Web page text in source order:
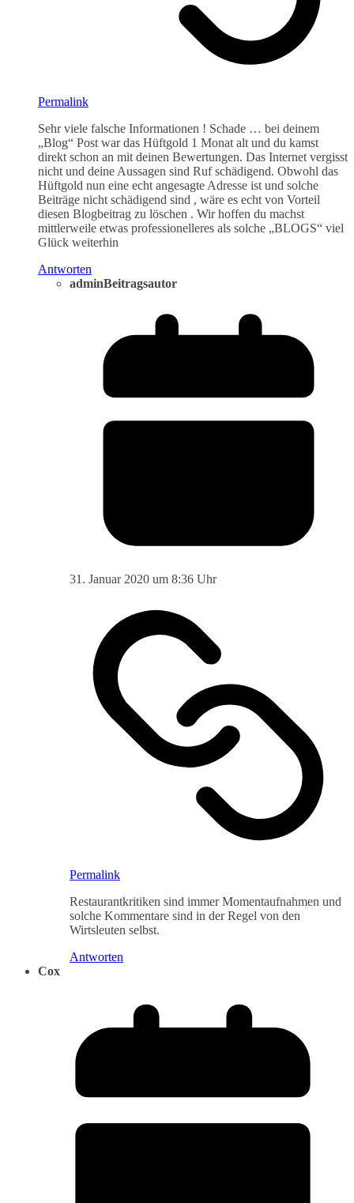
Permalink
Sehr viele falsche Informationen ! Schade … bei deinem
„Blog“ Post war das Hüftgold 1 Monat alt und du kamst
direkt schon an mit deinen Bewertungen. Das Internet vergisst
nicht und deine Aussagen sind Ruf schädigend. Obwohl das
Hüftgold nun eine echt angesagte Adresse ist und solche
Beiträge nicht schädigend sind , wäre es echt von Vorteil
diesen Blogbeitrag zu löschen . Wir hoffen du machst
mittlerweile etwas professionelleres als solche „BLOGS“ viel
Glück weiterhin
Antworten
adminBeitragsautor
31. Januar 2020 um 8:36 Uhr
Permalink
Restaurantkritiken sind immer Momentaufnahmen und
solche Kommentare sind in der Regel von den
Wirtsleuten selbst.
Antworten
Cox